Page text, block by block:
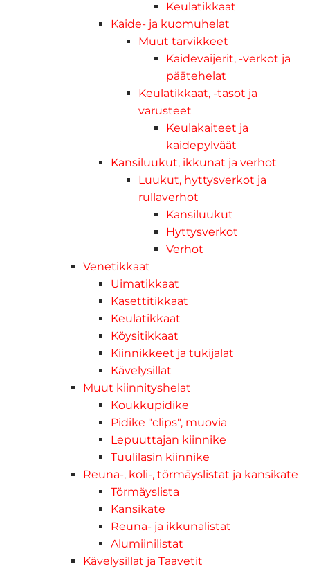
Keulatikkaat
Kaide- ja kuomuhelat
Muut tarvikkeet
Kaidevaijerit, -verkot ja
päätehelat
Keulatikkaat, -tasot ja
varusteet
Keulakaiteet ja
kaidepylväät
Kansiluukut, ikkunat ja verhot
Luukut, hyttysverkot ja
rullaverhot
Kansiluukut
Hyttysverkot
Verhot
Venetikkaat
Uimatikkaat
Kasettitikkaat
Keulatikkaat
Köysitikkaat
Kiinnikkeet ja tukijalat
Kävelysillat
Muut kiinnityshelat
Koukkupidike
Pidike "clips", muovia
Lepuuttajan kiinnike
Tuulilasin kiinnike
Reuna-, köli-, törmäyslistat ja kansikate
Törmäyslista
Kansikate
Reuna- ja ikkunalistat
Alumiinilistat
Kävelysillat ja Taavetit